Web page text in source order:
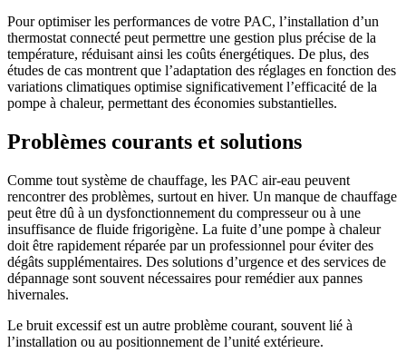
Pour optimiser les performances de votre PAC, l’installation d’un
thermostat connecté peut permettre une gestion plus précise de la
température, réduisant ainsi les coûts énergétiques. De plus, des
études de cas montrent que l’adaptation des réglages en fonction des
variations climatiques optimise significativement l’efficacité de la
pompe à chaleur, permettant des économies substantielles.
Problèmes courants et solutions
Comme tout système de chauffage, les PAC air-eau peuvent
rencontrer des problèmes, surtout en hiver. Un manque de chauffage
peut être dû à un dysfonctionnement du compresseur ou à une
insuffisance de fluide frigorigène. La fuite d’une pompe à chaleur
doit être rapidement réparée par un professionnel pour éviter des
dégâts supplémentaires. Des solutions d’urgence et des services de
dépannage sont souvent nécessaires pour remédier aux pannes
hivernales.
Le bruit excessif est un autre problème courant, souvent lié à
l’installation ou au positionnement de l’unité extérieure.